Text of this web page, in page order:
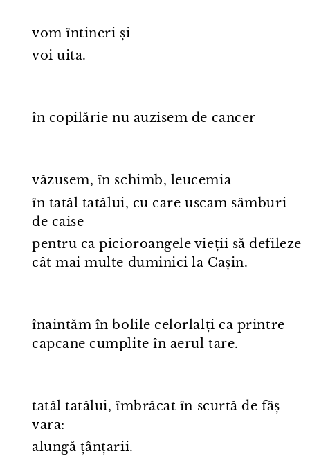
vom întineri și
voi uita.
în copilărie nu auzisem de cancer
văzusem, în schimb, leucemia
în tatăl tatălui, cu care uscam sâmburi
de caise
pentru ca picioroangele vieții să defileze
cât mai multe duminici la Cașin.
înaintăm în bolile celorlalți ca printre
capcane cumplite în aerul tare.
tatăl tatălui, îmbrăcat în scurtă de fâș
vara:
alungă țânțarii.